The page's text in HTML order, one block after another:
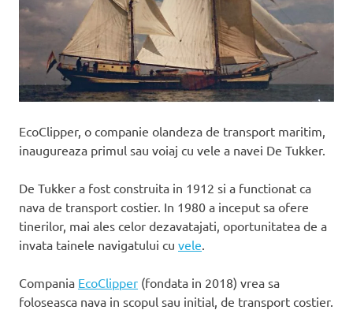
EcoClipper, o companie olandeza de transport maritim,
inaugureaza primul sau voiaj cu vele a navei De Tukker.
De Tukker a fost construita in 1912 si a functionat ca
nava de transport costier. In 1980 a inceput sa ofere
tinerilor, mai ales celor dezavatajati, oportunitatea de a
invata tainele navigatului cu vele
Compania EcoClipper (fondata in 2018) vrea sa
foloseasca nava in scopul sau initial, de transport costier.